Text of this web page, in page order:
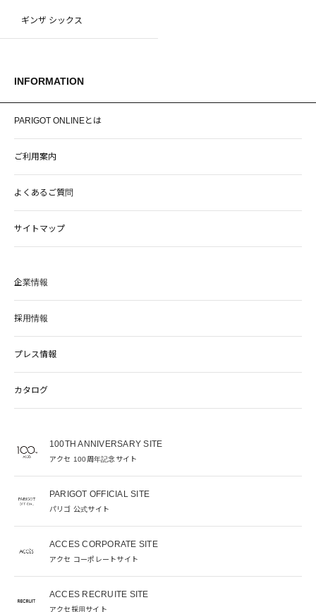
ギンザ シックス
INFORMATION
PARIGOT ONLINEとは
ご利用案内
よくあるご質問
サイトマップ
企業情報
採用情報
プレス情報
カタログ
100TH ANNIVERSARY SITE
アクセ 100周年記念サイト
PARIGOT OFFICIAL SITE
パリゴ 公式サイト
ACCES CORPORATE SITE
アクセ コーポレートサイト
ACCES RECRUITE SITE
アクセ採用サイト